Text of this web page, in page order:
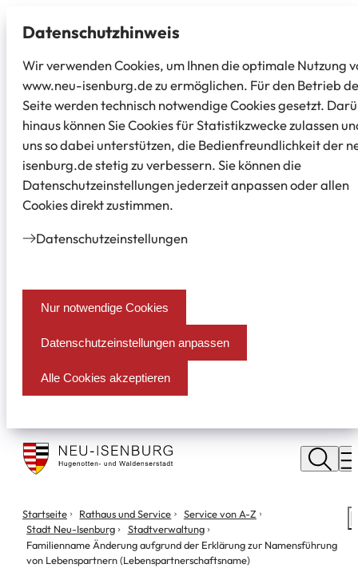
Datenschutz­hinweis
Wir verwenden Cookies, um Ihnen die optimale Nutzung
www.neu-isenburg.de zu ermöglichen. Für den Betrieb
Seite werden technisch notwendige Cookies gesetzt.
hinaus können Sie Cookies für Statistikzwecke zulassen
uns so dabei unterstützen, die Bedienfreundlichkeit der
isenburg.de stetig zu verbessern. Sie können die
Datenschutzeinstellungen jederzeit anpassen oder allen
Cookies direkt zustimmen.
Datenschutz­einstellungen
Nur notwendige Cookies
Datenschutzeinstellungen anpassen
Alle Cookies akzeptieren
Stadt
Neu
Isenburg
Sie
befinden
sich
hier:
Startseite Rathaus und Service
Service von A-Z
Stadt Neu-Isenburg
Stadtverwaltung
Familienname Änderung aufgrund der Erklärung zur Namensführung
von Lebenspartnern (Lebenspartnerschaftsname)